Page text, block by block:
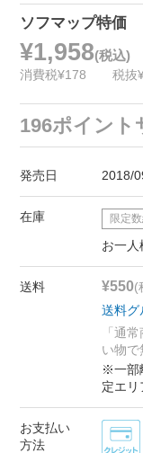
ソフマップ特価
¥1,958(税込)
消費税¥178 税抜
196ポイント
発売日 2018/
在庫 限定
お一人
送料 ¥550(
送料グ
「通
い物で
※一部
定エリ
お支払い
方法